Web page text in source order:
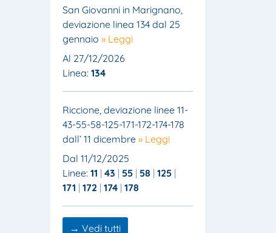
San Giovanni in Marignano,
deviazione linea 134 dal 25
gennaio » Leggi
Al 27/12/2026
Linea: 134
Riccione, deviazione linee 11-
43-55-58-125-171-172-174-178
dall’ 11 dicembre » Leggi
Dal 11/12/2025
Linee: 11 43 55 58 125
171 172 174 178
→ Vedi tutti